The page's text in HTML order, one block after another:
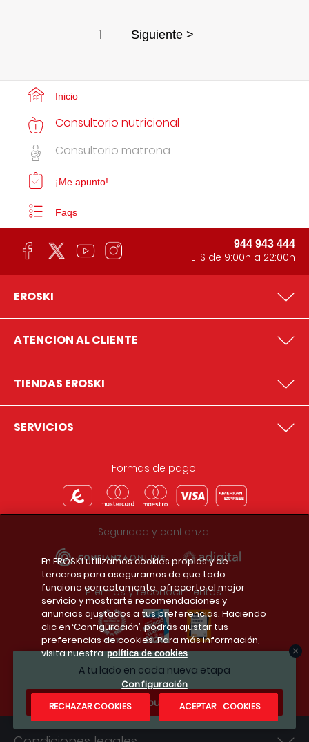
1 Siguiente >
A tu lado en cada nueva etapa
¿Te apuntas?
Inicio
Consultorio nutricional
Consultorio matrona
¡Me apunto!
Faqs
944 943 444
L-S de 9:00h a 22:00h
EROSKI
ATENCION AL CLIENTE
TIENDAS EROSKI
SERVICIOS
Formas de pago:
Seguridad y confianza:
Premios y reconocimientos:
Descarga la app del club
En EROSKI utilizamos cookies propias y de
terceros para asegurarnos de que todo
funcione correctamente, ofrecerte el mejor
servicio y mostrarte recomendaciones y
anuncios ajustados a tus preferencias. Haciendo
clic en ‘Configuración’, podrás ajustar tus
preferencias de cookies. Para más información,
visita nuestra política de cookies
Configuración
RECHAZAR COOKIES
ACEPTAR COOKIES